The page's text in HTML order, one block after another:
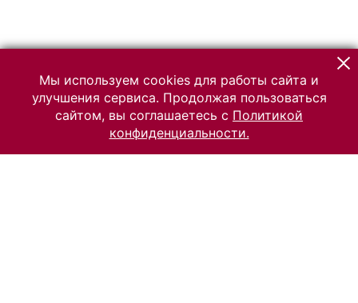
Мы используем cookies для работы сайта и
улучшения сервиса. Продолжая пользоваться
сайтом, вы соглашаетесь с Политикой
конфиденциальности.